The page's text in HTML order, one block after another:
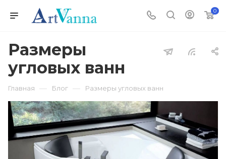
0
Размеры
угловых ванн
Главная — Блог — Размеры угловых ванн